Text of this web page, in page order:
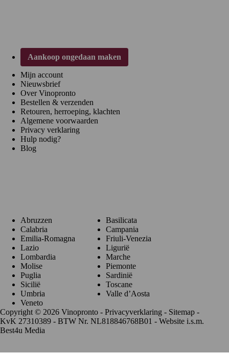
Aankoop ongedaan maken
Mijn account
Nieuwsbrief
Over Vinopronto
Bestellen & verzenden
Retouren, herroeping, klachten
Algemene voorwaarden
Privacy verklaring
Hulp nodig?
Blog
Abruzzen
Basilicata
Calabria
Campania
Emilia-Romagna
Friuli-Venezia
Lazio
Ligurië
Lombardia
Marche
Molise
Piemonte
Puglia
Sardinië
Sicilië
Toscane
Umbria
Valle d’Aosta
Veneto
Copyright © 2026 Vinopronto - Privacyverklaring - Sitemap -
KvK 27310389 - BTW Nr. NL818846768B01 - Website i.s.m.
Best4u Media